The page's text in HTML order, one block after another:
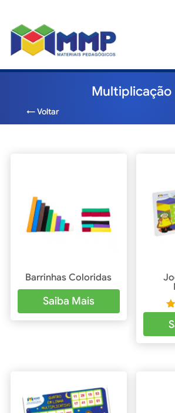
Multiplicação
← Voltar
Barrinhas Coloridas
Saiba Mais